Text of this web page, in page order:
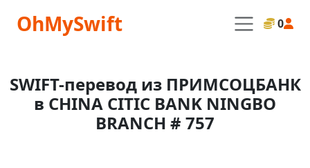
OhMySwift 0
SWIFT-перевод из ПРИМСОЦБАНК
в CHINA CITIC BANK NINGBO
BRANCH # 757